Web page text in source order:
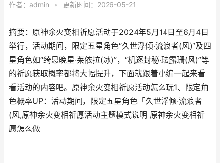
作者： admin • 更新时间：2026-05-21
摘要：原神余火变相祈愿活动于2024年5月14日至6月4日
举行，活动期间，限定五星角色“久世浮倾·流浪者(风)”及四
星角色如“绮思晚星·莱依拉(冰)”，“机逐封秘·珐露珊(风)”等
的祈愿获取概率都将大幅提升，下面就跟着小编一起来看
看活动的内容吧。原神余火变相祈愿活动怎么玩1、限定角
色概率UP：活动期间，限定五星角色「久世浮倾·流浪者
(风,原神余火变相祈愿活动主题模式说明 原神余火变相祈
愿怎么做